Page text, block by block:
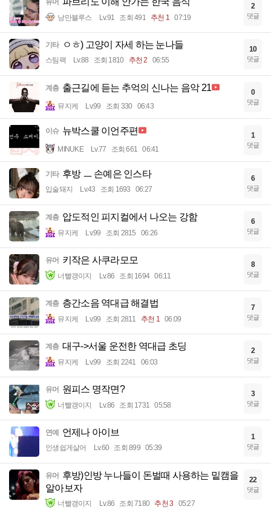
유머
낭만블루스 Lv.91 조회 491 추천 1 07:19
2
댓글
기타 ㅇㅎ) 고양이 자세 하는 눈나들
스팀팩 Lv.88 조회 1810 추천 2 06:55
10
댓글
계층 출근길에 듣는 추억의 신나는 음악 21
뮤지케 Lv.99 조회 330 06:43
0
댓글
이슈 뉴박스쿨 이언주편
MINUKE Lv.77 조회 661 06:41
1
댓글
기타 후방 ㅡ 손예은 인스타
입술돼지 Lv.43 조회 1693 06:27
6
댓글
계층 압도적인 피지컬에서 나오는 강함
뮤지케 Lv.99 조회 2815 06:26
6
댓글
유머 키작은 사쿠라모모
너빨갱이지 Lv.86 조회 1694 06:11
8
댓글
계층 층간소음 역대급 해결법
뮤지케 Lv.99 조회 2811 추천 1 06:09
7
댓글
계층 대구->서울 운전한 역대급 초딩
뮤지케 Lv.99 조회 2241 06:03
2
댓글
유머 원피스 명작면?
너빨갱이지 Lv.86 조회 1731 05:58
3
댓글
연예 언제나 아이브
인생쉽게살어 Lv.60 조회 899 05:39
1
댓글
유머 후방)인방 누나들이 돈벌때 사용하는 밑캠을
알아보자
너빨갱이지 Lv.86 조회 7180 추천 3 05:27
22
댓글